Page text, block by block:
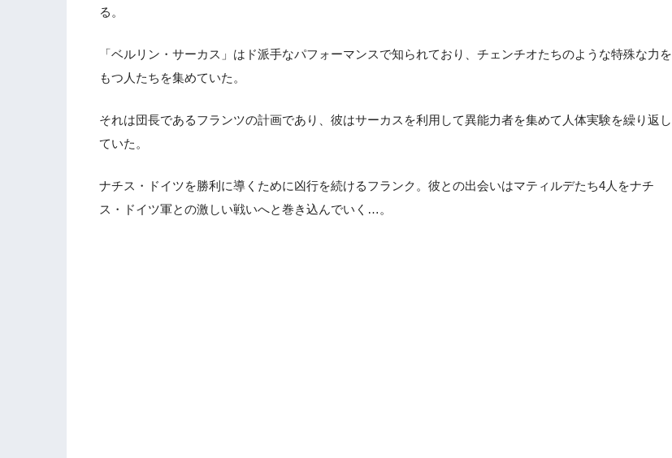
る。
「ベルリン・サーカス」はド派手なパフォーマンスで知られており、チェンチオたちのような特殊な力を
もつ人たちを集めていた。
それは団長であるフランツの計画であり、彼はサーカスを利用して異能力者を集めて人体実験を繰り返し
ていた。
ナチス・ドイツを勝利に導くために凶行を続けるフランク。彼との出会いはマティルデたち4人をナチ
ス・ドイツ軍との激しい戦いへと巻き込んでいく…。